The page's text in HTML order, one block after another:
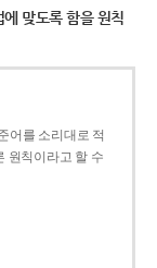
맞도록 함을 원칙
어를 소리대로 적
원칙이라고 할 수